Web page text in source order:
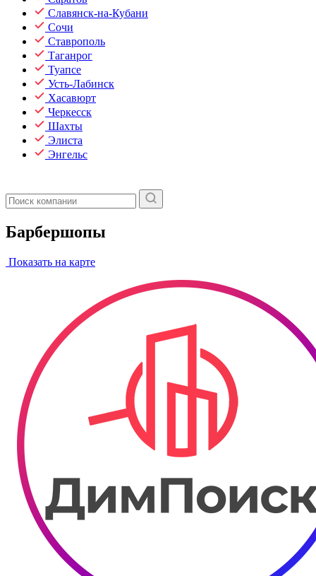
Славянск-на-Кубани
Сочи
Ставрополь
Таганрог
Туапсе
Усть-Лабинск
Хасавюрт
Черкесск
Шахты
Элиста
Энгельс
Барбершопы
Показать на карте